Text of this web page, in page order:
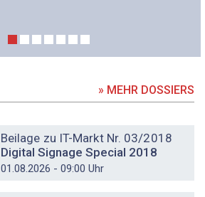
» MEHR DOSSIERS
Beilage zu IT-Markt Nr. 03/2018
Digital Signage Special 2018
01.08.2026 - 09:00 Uhr